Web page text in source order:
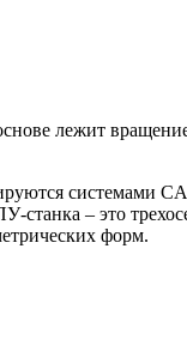
лежит
системами
станка – это
форм.